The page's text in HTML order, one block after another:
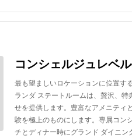
コンシェルジュレベ
最も望ましいロケーションに位置す
ランダ ステートルームは、贅沢、
せを提供します。豊富なアメニティ
験を極上のものにします。専属コン
チとディナー時にグランド ダイニン